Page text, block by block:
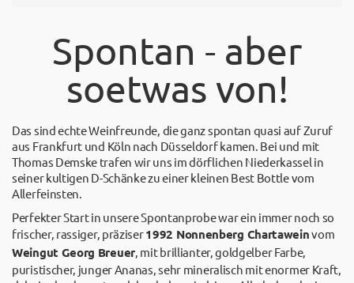
Spontan - aber
soetwas von!
Das sind echte Weinfreunde, die ganz spontan quasi auf Zuruf
aus Frankfurt und Köln nach Düsseldorf kamen. Bei und mit
Thomas Demske trafen wir uns im dörflichen Niederkassel in
seiner kultigen D-Schänke zu einer kleinen Best Bottle vom
Allerfeinsten.
Perfekter Start in unsere Spontanprobe war ein immer noch so
frischer, rassiger, präziser1992 Nonnenberg Chartaweinvom
Weingut Georg Breuer, mit brillianter, goldgelber Farbe,
puristischer, junger Ananas, sehr mineralisch mit enormer Kraft,